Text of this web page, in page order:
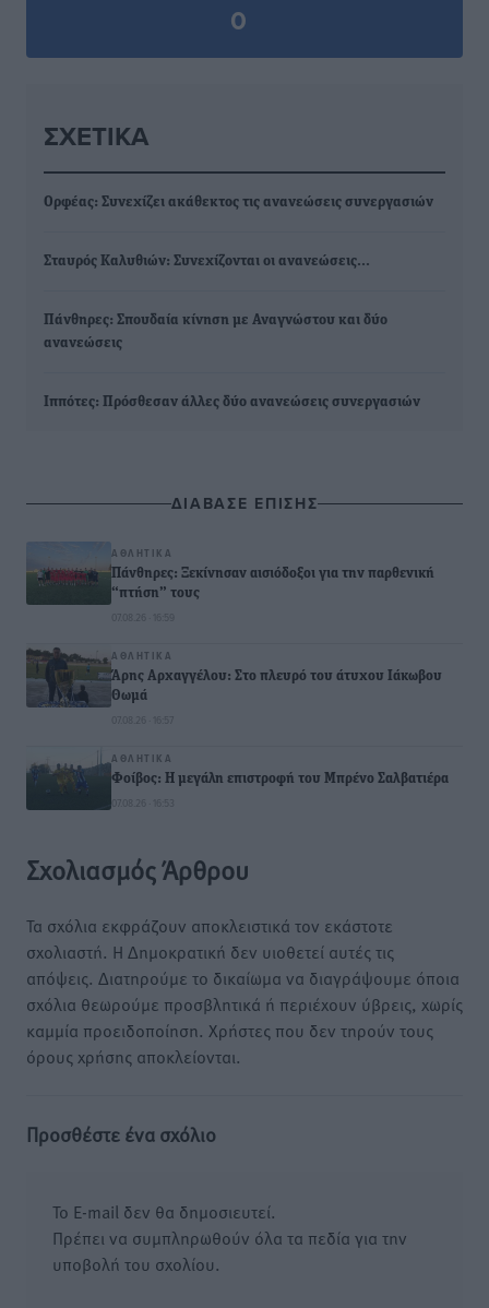
0
ΣΧΕΤΙΚΆ
Ορφέας: Συνεχίζει ακάθεκτος τις ανανεώσεις συνεργασιών
Σταυρός Καλυθιών: Συνεχίζονται οι ανανεώσεις…
Πάνθηρες: Σπουδαία κίνηση με Αναγνώστου και δύο
ανανεώσεις
Ιππότες: Πρόσθεσαν άλλες δύο ανανεώσεις συνεργασιών
ΔΙΑΒΑΣΕ ΕΠΙΣΗΣ
ΑΘΛΗΤΙΚΆ
Πάνθηρες: Ξεκίνησαν αισιόδοξοι για την παρθενική
“πτήση” τους
07.08.26 · 16:59
ΑΘΛΗΤΙΚΆ
Άρης Αρχαγγέλου: Στο πλευρό του άτυχου Ιάκωβου
Θωμά
07.08.26 · 16:57
ΑΘΛΗΤΙΚΆ
Φοίβος: Η μεγάλη επιστροφή του Μπρένο Σαλβατιέρα
07.08.26 · 16:53
Σχολιασμός Άρθρου
Τα σχόλια εκφράζουν αποκλειστικά τον εκάστοτε
σχολιαστή. Η Δημοκρατική δεν υιοθετεί αυτές τις
απόψεις. Διατηρούμε το δικαίωμα να διαγράψουμε όποια
σχόλια θεωρούμε προσβλητικά ή περιέχουν ύβρεις, χωρίς
καμμία προειδοποίηση. Χρήστες που δεν τηρούν τους
όρους χρήσης αποκλείονται.
Προσθέστε ένα σχόλιο
Το E-mail δεν θα δημοσιευτεί.
Πρέπει να συμπληρωθούν όλα τα πεδία για την
υποβολή του σχολίου.